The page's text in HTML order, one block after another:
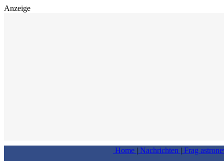
Anzeige
Home | Nachrichten | Frag